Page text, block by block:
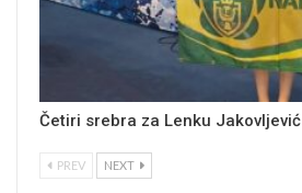
Četiri srebra za Lenku Jakovljević
PREV NEXT